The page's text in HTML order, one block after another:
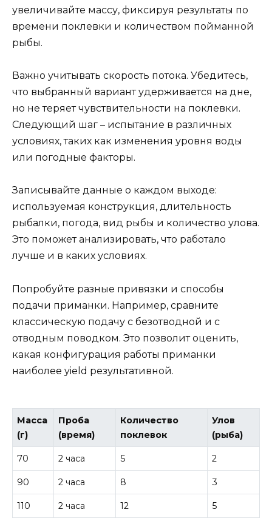
увеличивайте массу, фиксируя результаты по
времени поклевки и количеством пойманной
рыбы.
Важно учитывать скорость потока. Убедитесь,
что выбранный вариант удерживается на дне,
но не теряет чувствительности на поклевки.
Следующий шаг – испытание в различных
условиях, таких как изменения уровня воды
или погодные факторы.
Записывайте данные о каждом выходе:
используемая конструкция, длительность
рыбалки, погода, вид рыбы и количество улова.
Это поможет анализировать, что работало
лучше и в каких условиях.
Попробуйте разные привязки и способы
подачи приманки. Например, сравните
классическую подачу с безотводной и с
отводным поводком. Это позволит оценить,
какая конфигурация работы приманки
наиболее yield результативной.
Масса
(г)
Проба
(время)
Количество
поклевок
Улов
(рыба)
70 2 часа 5 2
90 2 часа 8 3
110 2 часа 12 5